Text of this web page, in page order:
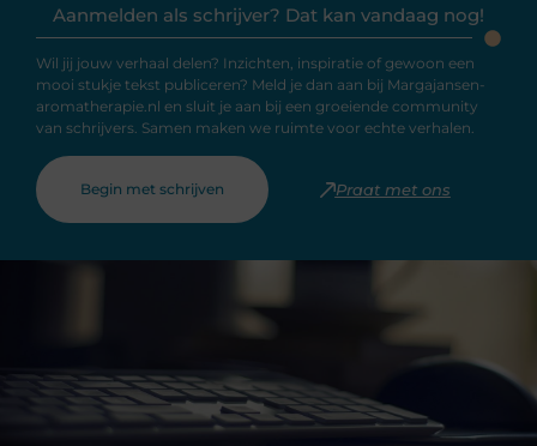
Aanmelden als schrijver? Dat kan vandaag nog!
Wil jij jouw verhaal delen? Inzichten, inspiratie of gewoon een
mooi stukje tekst publiceren? Meld je dan aan bij Margajansen-
aromatherapie.nl en sluit je aan bij een groeiende community
van schrijvers. Samen maken we ruimte voor echte verhalen.
Begin met schrijven Praat met ons